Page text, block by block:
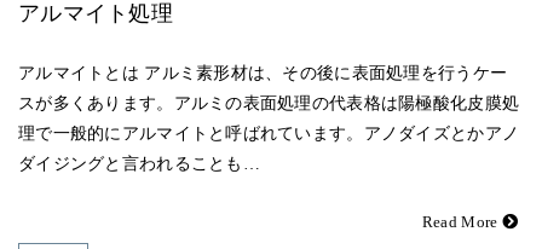
アルマイト処理
アルマイトとは アルミ素形材は、その後に表面処理を行うケー
スが多くあります。アルミの表面処理の代表格は陽極酸化皮膜処
理で一般的にアルマイトと呼ばれています。アノダイズとかアノ
ダイジングと言われることも…
Read More